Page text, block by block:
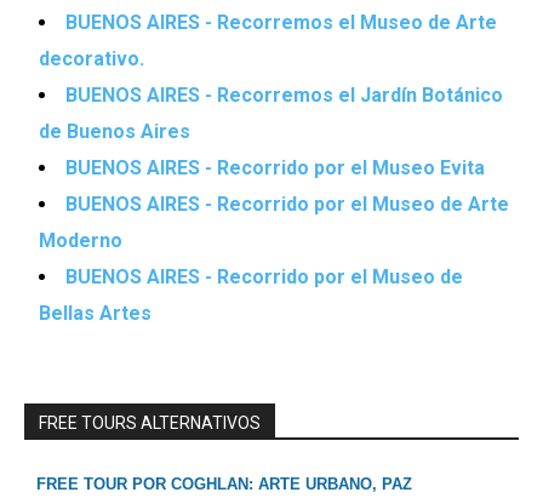
BUENOS AIRES - Recorremos el Museo de Arte
decorativo.
BUENOS AIRES - Recorremos el Jardín Botánico
de Buenos Aires
BUENOS AIRES - Recorrido por el Museo Evita
BUENOS AIRES - Recorrido por el Museo de Arte
Moderno
BUENOS AIRES - Recorrido por el Museo de
Bellas Artes
FREE TOURS ALTERNATIVOS
FREE TOUR POR COGHLAN: ARTE URBANO, PAZ